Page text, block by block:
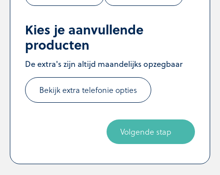
Kies je aanvullende
producten
De extra's zijn altijd maandelijks opzegbaar
Bekijk extra telefonie opties
Volgende stap